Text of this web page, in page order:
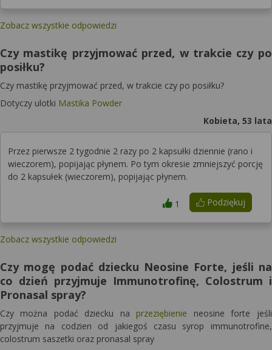
Zobacz wszystkie odpowiedzi
Czy mastikę przyjmować przed, w trakcie czy po
posiłku?
Czy mastikę przyjmować przed, w trakcie czy po posiłku?
Dotyczy ulotki Mastika Powder
Kobieta, 53 lata
Przez pierwsze 2 tygodnie 2 razy po 2 kapsułki dziennie (rano i
wieczorem), popijając płynem. Po tym okresie zmniejszyć porcję
do 2 kapsułek (wieczorem), popijając płynem.
Podziękuj
1
Zobacz wszystkie odpowiedzi
Czy mogę podać dziecku Neosine Forte, jeśli na
co dzień przyjmuje Immunotrofinę, Colostrum i
Pronasal spray?
Czy można podać dziecku naprzeziębienie neosine forte jeśli
przyjmuje na codzien od jakiegoś czasu syrop immunotrofine,
colostrum saszetki oraz pronasal spray